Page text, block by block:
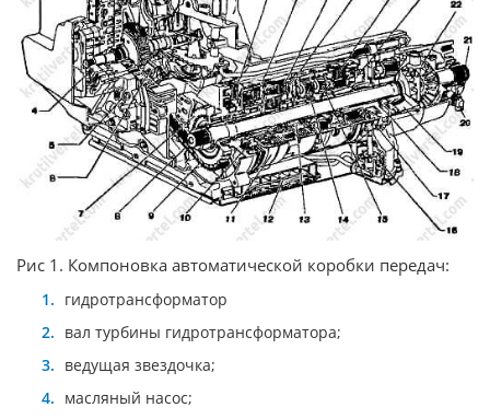
Рис 1. Компоновка автоматической коробки передач:
гидротрансформатор
вал турбины гидротрансформатора;
ведущая звездочка;
масляный насос;